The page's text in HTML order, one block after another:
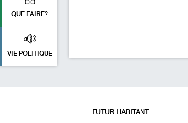
QUE FAIRE?
VIE POLITIQUE
FUTUR HABITANT